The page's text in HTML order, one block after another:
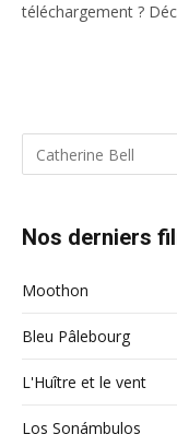
téléchargement ?
Nos derniers
Moothon
Bleu Pâlebourg
L'Huître et le vent
Los Sonámbulos